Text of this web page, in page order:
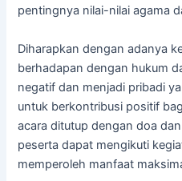
pentingnya nilai-nilai agama
Diharapkan dengan adanya
berhadapan dengan hukum
negatif dan menjadi pribadi
untuk berkontribusi positif
acara ditutup dengan doa
peserta dapat mengikuti
memperoleh manfaat